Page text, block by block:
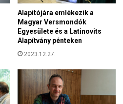
Alapítójára emlékezik a
Magyar Versmondók
Egyesülete és a Latinovits
Alapítvány pénteken
2023.12.27.